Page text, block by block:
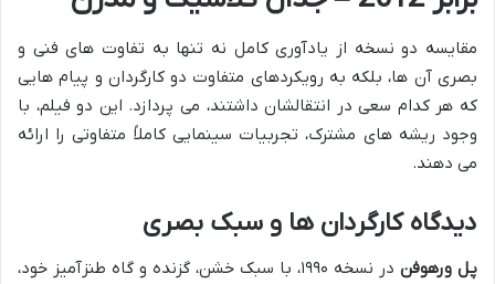
مقایسه دو نسخه از یادآوری کامل نه تنها به تفاوت های فنی و
بصری آن ها، بلکه به رویکردهای متفاوت دو کارگردان و پیام هایی
که هر کدام سعی در انتقالشان داشتند، می پردازد. این دو فیلم، با
وجود ریشه های مشترک، تجربیات سینمایی کاملاً متفاوتی را ارائه
می دهند.
دیدگاه کارگردان ها و سبک بصری
پل ورهوفن
در نسخه ۱۹۹۰، با سبک خشن، گزنده و گاه طنزآمیز خود،